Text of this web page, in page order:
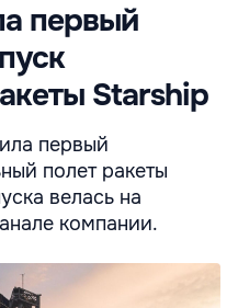
первый
Starship
первый
полет ракеты
велась на
компании.